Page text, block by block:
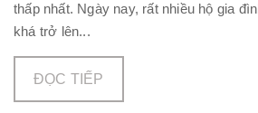
thấp nhất. Ngày nay, rất nhiều hộ gia
khá trở lên...
ĐỌC TIẾP